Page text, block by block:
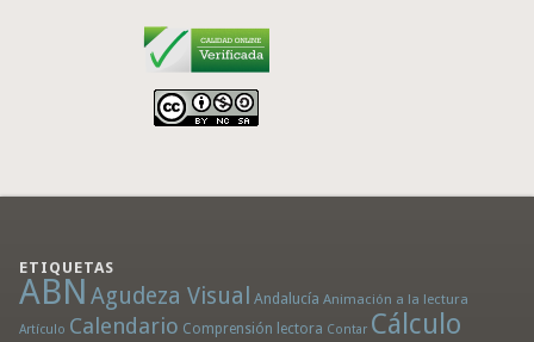
ETIQUETAS
ABN Agudeza Visual Andalucía Animación a la lectura
Artículo Calendario Comprensión lectora Contar Cálculo